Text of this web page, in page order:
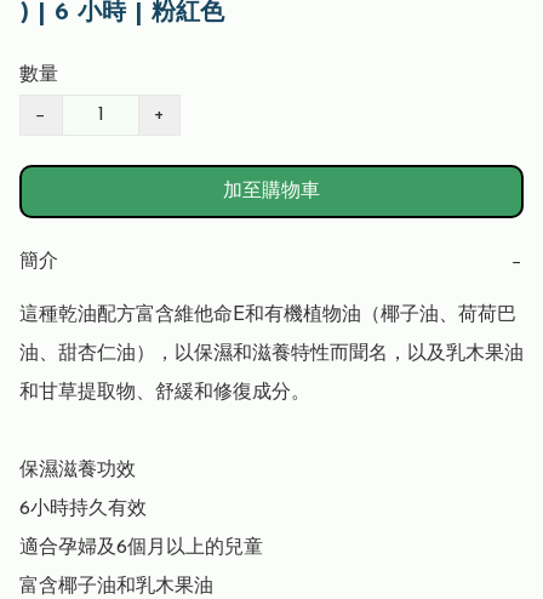
) | 6 小時 | 粉紅色
數量
− +
加至購物車
簡介 −
這種乾油配方富含維他命E和有機植物油（椰子油、荷荷巴
油、甜杏仁油），以保濕和滋養特性而聞名，以及乳木果油
和甘草提取物、舒緩和修復成分。
保濕滋養功效
6小時持久有效
適合孕婦及6個月以上的兒童
富含椰子油和乳木果油